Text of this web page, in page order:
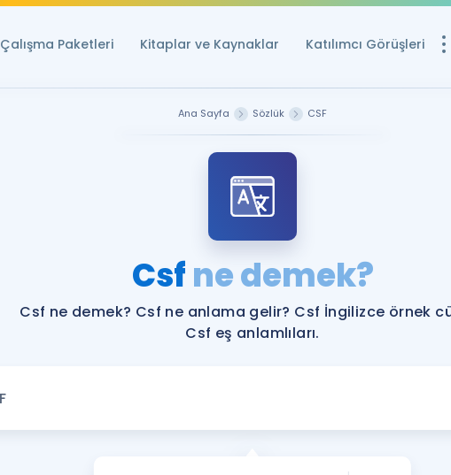
Çalışma Paketleri Kitaplar ve Kaynaklar Katılımcı Görüşleri
YDS ve YÖKDİL
YDS ve YÖKDİL'e
Tüm ÖSYM
Ana Sayfa Sözlük CSF
Csfne demek?
Csf ne demek? Csf ne anlama gelir? Csf İngilizce örnek
Csf eş anlamlıları.